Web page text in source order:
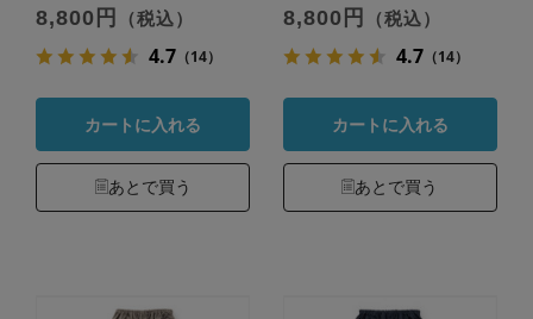
8,800円 （税込）
4.7（14）
カートに入れる
あとで買う
8,800円 （税込）
4.7（14）
カートに入れる
あとで買う